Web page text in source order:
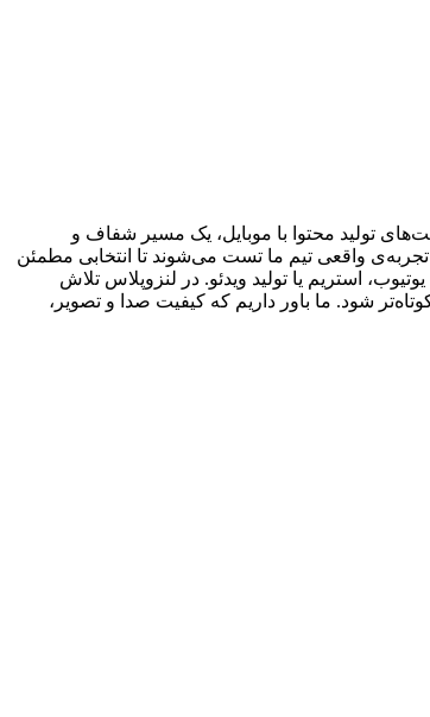
تولید محتوا با موبایل، یک مسیر شفاف و
واقعی تیم ما تست می‌شوند تا انتخابی مطمئن
استریم یا تولید ویدئو. در لنزوپلاس تلاش
شود. ما باور داریم که کیفیت صدا و تصویر،